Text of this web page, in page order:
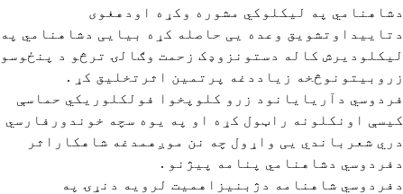
دشاهنامي په لیکلوکي مشوره وکړه اودهغوی
دتاییداوتشویق وعده یی حاصله کړه بیایی دشاهنامي په
لیکلودیرش کاله دستونزوډک زحمت وګالۍ ترڅو د پنځوسو
زروبیتونوڅخه زیاددغه پرتمین اثرتخلیق کړ .
فردوسي دآریایانود زرو کلوپخوا فولکلوریکي حماسې
کیسې اونکلونه راټول کړه او په یوه سچه خوندورفارسي
دري شعرباندي یی واړول چه نن موږهمدغه شاهکاراثر
دفردوسي دشاهنامي پنامه پیژنو .
دفردوسي شاهنامه دژبنیزاهمیت لرویه دنړۍ په